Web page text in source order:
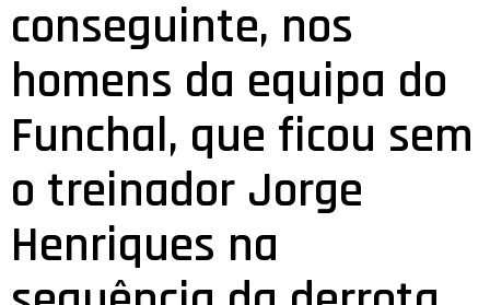
conseguinte, nos
homens da equipa do
Funchal, que ficou sem
o treinador Jorge
Henriques na